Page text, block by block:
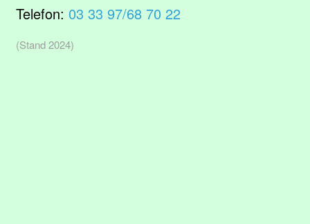
Telefon: 03 33 97/68 70 22
(Stand 2024)